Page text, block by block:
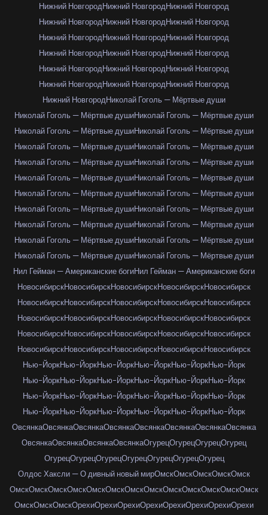
Нижний НовгородНижний НовгородНижний Новгород
Нижний НовгородНижний НовгородНижний Новгород
Нижний НовгородНижний НовгородНижний Новгород
Нижний НовгородНижний НовгородНижний Новгород
Нижний НовгородНижний НовгородНижний Новгород
Нижний НовгородНижний НовгородНижний Новгород
Нижний НовгородНиколай Гоголь — Мёртвые души
Николай Гоголь — Мёртвые душиНиколай Гоголь — Мёртвые души
Николай Гоголь — Мёртвые душиНиколай Гоголь — Мёртвые души
Николай Гоголь — Мёртвые душиНиколай Гоголь — Мёртвые души
Николай Гоголь — Мёртвые душиНиколай Гоголь — Мёртвые души
Николай Гоголь — Мёртвые душиНиколай Гоголь — Мёртвые души
Николай Гоголь — Мёртвые душиНиколай Гоголь — Мёртвые души
Николай Гоголь — Мёртвые душиНиколай Гоголь — Мёртвые души
Николай Гоголь — Мёртвые душиНиколай Гоголь — Мёртвые души
Николай Гоголь — Мёртвые душиНиколай Гоголь — Мёртвые души
Николай Гоголь — Мёртвые душиНиколай Гоголь — Мёртвые души
Нил Гейман — Американские богиНил Гейман — Американские боги
НовосибирскНовосибирскНовосибирскНовосибирскНовосибирск
НовосибирскНовосибирскНовосибирскНовосибирскНовосибирск
НовосибирскНовосибирскНовосибирскНовосибирскНовосибирск
НовосибирскНовосибирскНовосибирскНовосибирскНовосибирск
НовосибирскНовосибирскНовосибирскНовосибирскНовосибирск
Нью-ЙоркНью-ЙоркНью-ЙоркНью-ЙоркНью-ЙоркНью-Йорк
Нью-ЙоркНью-ЙоркНью-ЙоркНью-ЙоркНью-ЙоркНью-Йорк
Нью-ЙоркНью-ЙоркНью-ЙоркНью-ЙоркНью-ЙоркНью-Йорк
Нью-ЙоркНью-ЙоркНью-ЙоркНью-ЙоркНью-ЙоркНью-Йорк
ОвсянкаОвсянкаОвсянкаОвсянкаОвсянкаОвсянкаОвсянкаОвсянка
ОвсянкаОвсянкаОвсянкаОвсянкаОгурецОгурецОгурецОгурец
ОгурецОгурецОгурецОгурецОгурецОгурецОгурец
Олдос Хаксли — О дивный новый мирОмскОмскОмскОмскОмск
ОмскОмскОмскОмскОмскОмскОмскОмскОмскОмскОмскОмскОмск
ОмскОмскОмскОрехиОрехиОрехиОрехиОрехиОрехиОрехиОрехи